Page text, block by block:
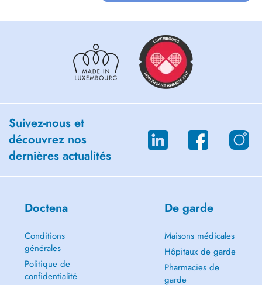
Suivez-nous et
découvrez nos
dernières actualités
Doctena
Conditions
générales
Politique de
confidentialité
De garde
Maisons médicales
Hôpitaux de garde
Pharmacies de
garde